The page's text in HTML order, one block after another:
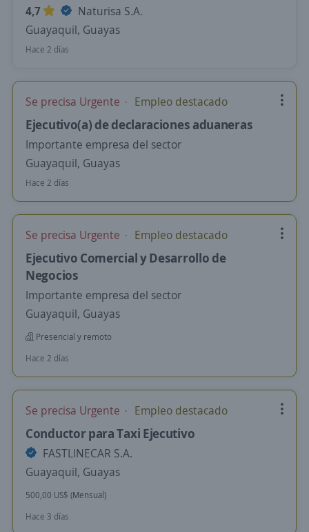
4,7
Naturisa S.A.
Guayaquil, Guayas
Hace 2 días
Se precisa Urgente Empleo destacado
Ejecutivo(a) de declaraciones aduaneras
Importante empresa del sector
Guayaquil, Guayas
Hace 2 días
Se precisa Urgente Empleo destacado
Ejecutivo Comercial y Desarrollo de
Negocios
Importante empresa del sector
Guayaquil, Guayas
Presencial y remoto
Hace 2 días
Se precisa Urgente Empleo destacado
Conductor para Taxi Ejecutivo
FASTLINECAR S.A.
Guayaquil, Guayas
500,00 US$ (Mensual)
Hace 3 días